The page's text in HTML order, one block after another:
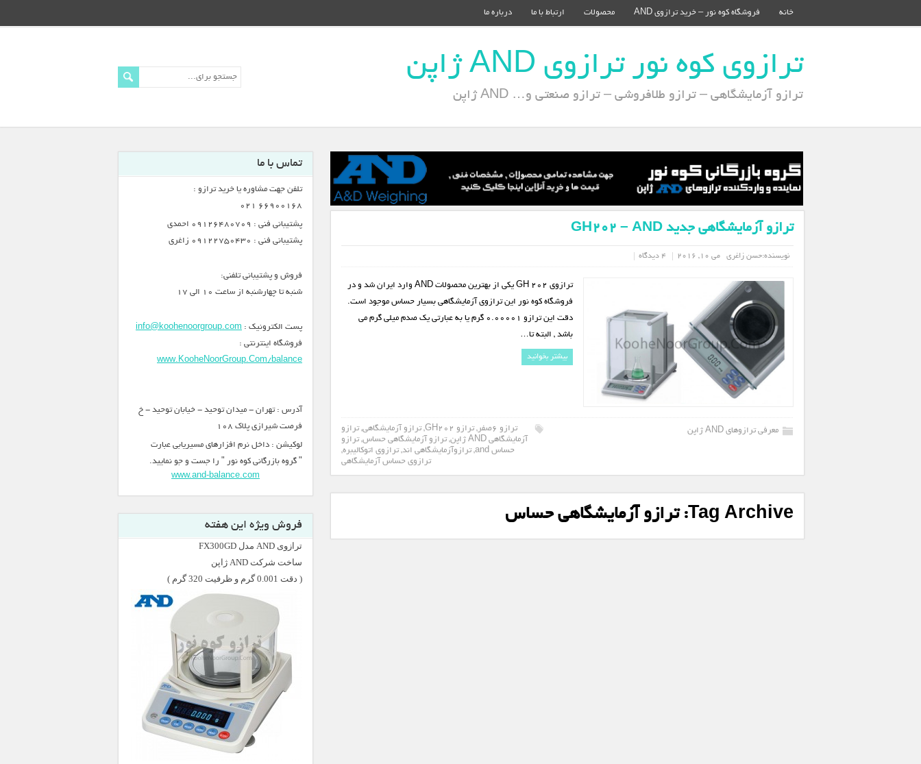
خانه فروشگاه کوه نور – خرید ترازوی AND محصولات ارتباط با ما درباره ما
ترازوی کوه نور ترازوی AND ژاپن
ترازو آزمایشگاهی – ترازو طلافروشی – ترازو صنعتی و… AND ژاپن
Tag Archive: ترازو آزمایشگاهی حساس
ترازو آزمایشگاهی جدید GH202 – AND
نویسنده:حسن زاغری می 10, 2016 4 دیدگاه
ترازوی GH 202 یکی از بهترین محصولات AND وارد ایران شد و در
فروشگاه کوه نور این ترازوی آزمایشگاهی بسیار حساس موجود است.
دقت این ترازو 0.00001 گرم یا به عبارتی یک صدم میلی گرم می
باشد , البته تا…
بیشتر بخوانید
معرفی ترازوهای AND ژاپن ترازو 6صفر ,ترازو GH202 ,ترازو آزمایشگاهی,ترازو
آزمایشگاهی AND ژاپن
,ترازو آزمایشگاهی حساس,ترازو
حساس and
,ترازوآزمایشگاهی اند,ترازوی اتوکالیبره,
ترازوی حساس آزمایشگاهی
تماس با ما
تلفن جهت مشاوره یا خرید ترازو :
66900168 021
پشتیبانی فنی : 09126480709 احمدی
پشتیبانی فنی : 09122750430 زاغری
فروش و پشتیبانی تلفنی:
شنبه تا چهارشنبه از ساعت 10 الی 17
پست الکترونیک : info@koohenoorgroup.com
فروشگاه اینترنتی :
www.KooheNoorGroup.Com/balance
آدرس : تهران - میدان توحید - خیابان توحید - خ
فرصت شیرازی پلاک 108
لوکیشن : داخل نرم افزارهای مسیریابی عبارت
" گروه بازرگانی کوه نور " را جست و جو نمایید.
www.and-balance.com
فروش ویژه این هفته
ترازوی AND مدل FX300GD
ساخت شرکت AND ژاپن
( دقت 0.001 گرم و ظرفیت 320 گرم )